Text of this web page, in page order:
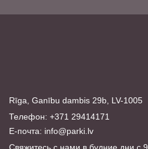
Rīga, Ganību dambis 29b, LV-1005
Телефон: +371 29414171
E-почта: info@parki.lv